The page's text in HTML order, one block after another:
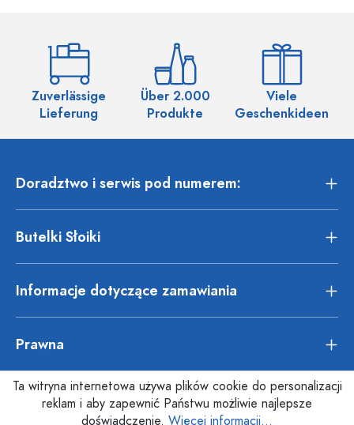
Zuverlässige
Lieferung
Über 2.000
Produkte
Viele
Geschenkideen
Doradztwo i serwis pod numerem:
Butelki Słoiki
Informacje dotyczące zamawiania
Prawna
Ta witryna internetowa używa plików cookie do personalizacji
reklam i aby zapewnić Państwu możliwie najlepsze
doświadczenie. Więcej informacji...